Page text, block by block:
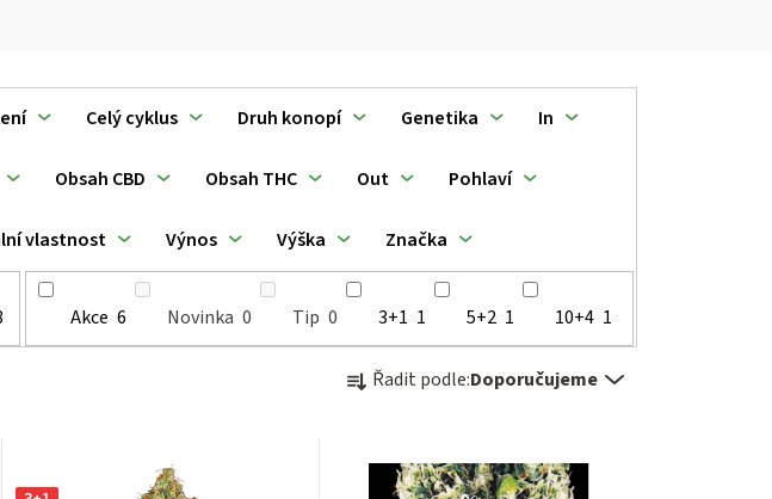
Ř Řadit podle:Doporučujeme
Akce 6 Novinka 0 Tip 0 3+1 1 5+2 1 10+4 1
Celý cyklus Druh konopí Genetika In
Obsah CBD Obsah THC Out Pohlaví
vlastnost Výnos Výška Značka